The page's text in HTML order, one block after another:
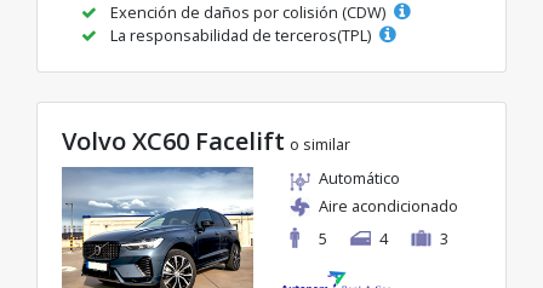
Exención de daños por colisión (CDW)
La responsabilidad de terceros(TPL)
Volvo XC60 Facelift o similar
Automático
Aire acondicionado
5
4 3